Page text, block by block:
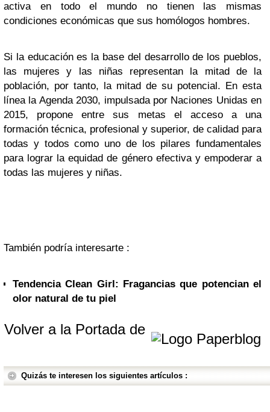
activa en todo el mundo no tienen las mismas
condiciones económicas que sus homólogos hombres.
Si la educación es la base del desarrollo de los pueblos,
las mujeres y las niñas representan la mitad de la
población, por tanto, la mitad de su potencial. En esta
línea la Agenda 2030, impulsada por Naciones Unidas en
2015, propone entre sus metas el acceso a una
formación técnica, profesional y superior, de calidad para
todas y todos como uno de los pilares fundamentales
para lograr la equidad de género efectiva y empoderar a
todas las mujeres y niñas.
También podría interesarte :
Tendencia Clean Girl: Fragancias que potencian el
olor natural de tu piel
Volver a la Portada de
Quizás te interesen los siguientes artículos :